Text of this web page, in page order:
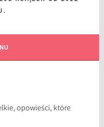
opowieści, które